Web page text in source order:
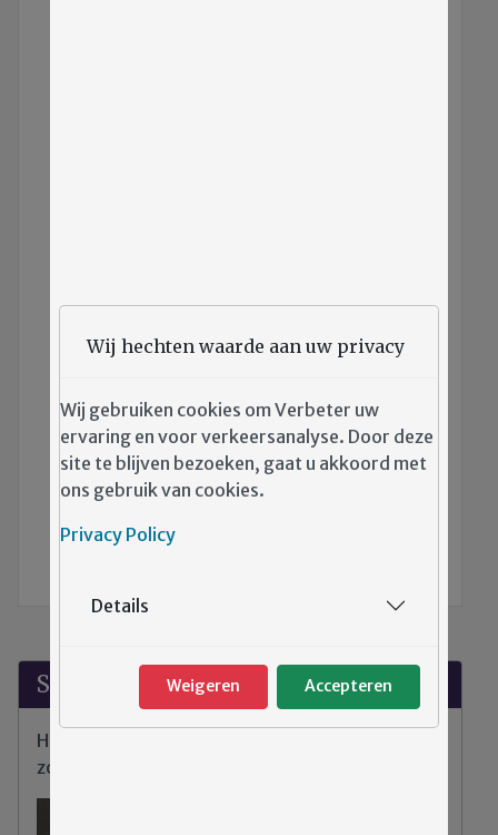
Afbeelding: Spreekbuis Lente 2024
Credits:
Redactie Spreekbuis WLB
Joannaplantsoen/drukkerij
Suggesties?
Heeft u klachten, tips of opmerkingen over de
zorg binnen Emergis?
Wij hechten waarde aan uw privacy
Wij gebruiken cookies om Verbeter uw
ervaring en voor verkeersanalyse. Door deze
site te blijven bezoeken, gaat u akkoord met
ons gebruik van cookies.
Privacy Policy
Details
Weigeren Accepteren